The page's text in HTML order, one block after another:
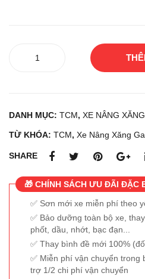
FG15T13
số
DANH MỤC: TCM, XE NÂNG
TỪ KHÓA: TCM, Xe Nâng Xăng
SHARE
🎁 CHÍNH SÁCH ƯU ĐÃI ĐẶC
Sơn mới xe miễn phí theo
Bảo dưỡng toàn bộ xe,
phốt, dầu, nhớt, bạc đạn...
Thay bình đề mới 100%
Miễn phí vận chuyển trong
trợ 1/2 chi phí vận chuyển